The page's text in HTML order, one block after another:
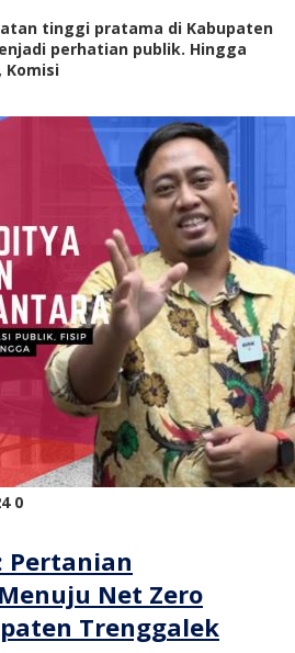
tinggi pratama di Kabupaten
perhatian publik. Hingga
Komisi
0
Pertanian
Net Zero
Trenggalek